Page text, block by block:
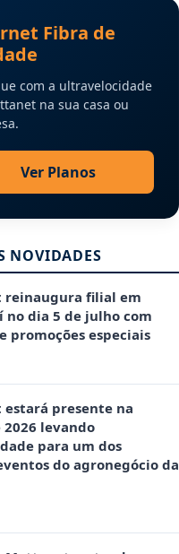
Fibra de
com a ultravelocidade
na sua casa ou
Ver Planos
NOVIDADES
reinaugura filial em
no dia 5 de julho com
promoções especiais
presente na
2026 levando
para um dos
do agronegócio da